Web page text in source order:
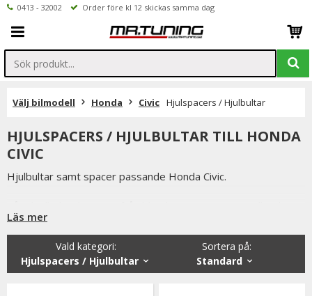
0413 - 32002 Order före kl 12 skickas samma dag
Välj bilmodell Honda Civic Hjulspacers / Hjulbultar
HJULSPACERS / HJULBULTAR TILL HONDA
CIVIC
Hjulbultar samt spacer passande Honda Civic.
låsbultar som är helt rundade & de har även lös ytterring.
Detta i samband med låsbultar, som vi även erbjuder, minskar
avesvärt stöldrisken.
Läs mer
Sortera på:
Standard
Vald kategori:
Hjulspacers / Hjulbultar